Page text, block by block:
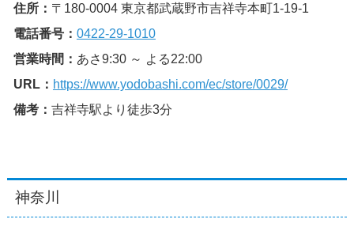
住所： 〒180-0004 東京都武蔵野市吉祥寺本町1-19-1
電話番号： 0422-29-1010
営業時間： あさ9:30 ～ よる22:00
URL： https://www.yodobashi.com/ec/store/0029/
備考： 吉祥寺駅より徒歩3分
神奈川